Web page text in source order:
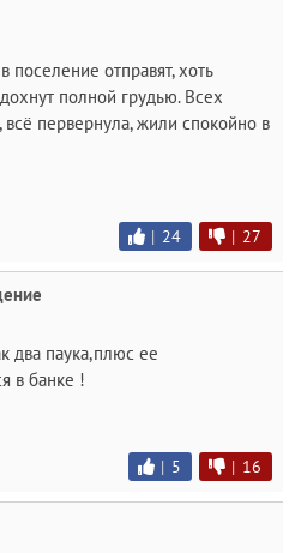
поселение отправят, хоть
полной грудью. Всех
всё первернула, жили спокойно в
| 24 | 27
два паука,плюс ее
в банке !
| 5 | 16